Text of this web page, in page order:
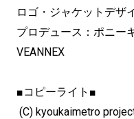
ロゴ・ジャケットデザ
プロデュース：ポニー
VEANNEX
■コピーライト■
(C) kyoukaimetro